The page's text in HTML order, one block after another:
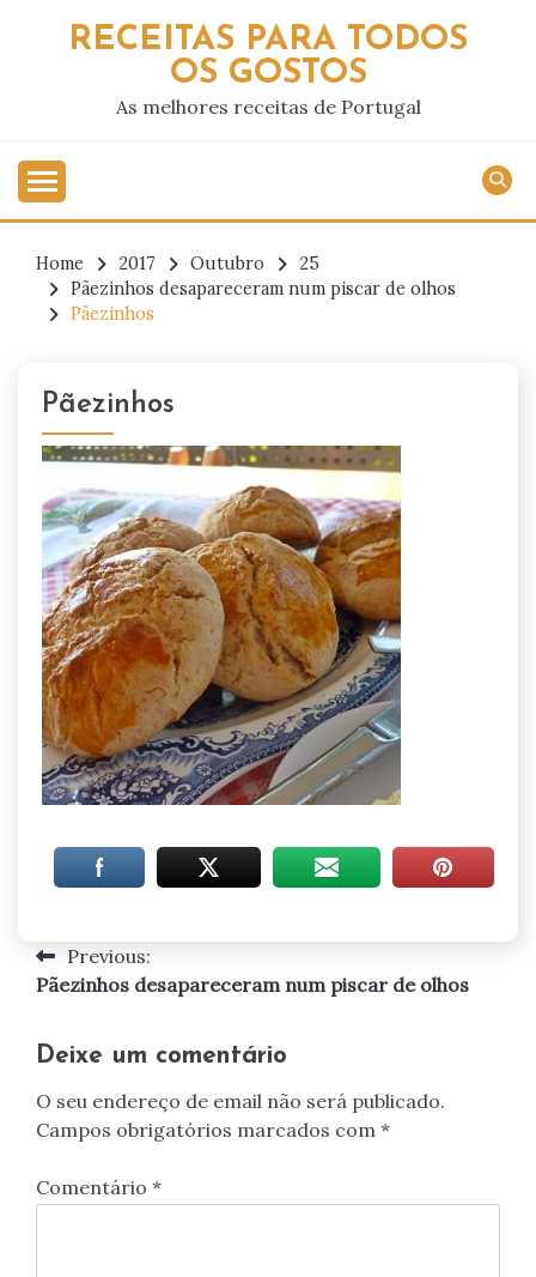
RECEITAS PARA TODOS
OS GOSTOS
As melhores receitas de Portugal
Home 2017 Outubro
25
Pãezinhos desapareceram num piscar de olhos
Pãezinhos
Pãezinhos
Navegação
artigos
Previous:
Pãezinhos desapareceram num piscar de olhos
Deixe um comentário
O seu endereço de email não será publicado.
Campos obrigatórios marcados com *
Comentário *